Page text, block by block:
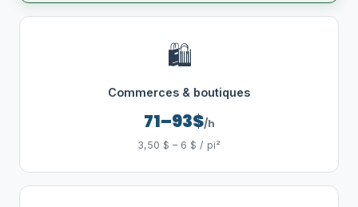
🛍️
Commerces & boutiques
71–93$/h
3,50 $ – 6 $ / pi²